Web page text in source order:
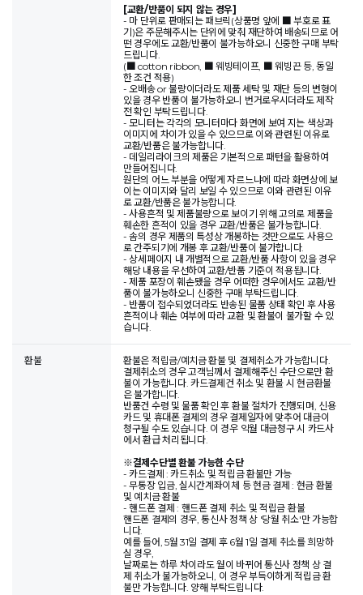
[교환/반품이 되지 않는 경우]
- 마 단위로 판매되는 패브릭(상품명 앞에 ■ 부호로 표
기)은 주문해주시는 단위에 맞춰 재단하여 배송되므로 어
떤 경우에도 교환/반품이 불가능하오니 신중한 구매 부탁
드립니다.
(■ cotton ribbon, ■ 웨빙테이프, ■ 웨빙끈 등, 동일
한 조건 적용)
- 오배송 or 불량이더라도 제품 세탁 및 재단 등의 변형이
있을 경우 반품이 불가능하오니 번거로우시더라도 제작
전 확인 부탁드립니다.
- 모니터는 각각의 모니터마다 화면에 보여 지는 색상과
이미지에 차이가 있을 수 있으므로 이와 관련된 이유로
교환/반품은 불가능합니다.
- 데일리라이크의 제품은 기본적으로 패턴을 활용하여
만들어집니다.
원단의 어느 부분을 어떻게 자르느냐에 따라 화면상에 보
이는 이미지와 달리 보일 수 있으므로 이와 관련된 이유
로 교환/반품은 불가능합니다.
- 사용흔적 및 제품불량으로 보이기 위해 고의로 제품을
훼손한 흔적이 있을 경우 교환/반품은 불가능합니다.
- 솜의 경우 제품의 특성상 개봉하는 것만으로도 사용으
로 간주되기에 개봉 후 교환/반품이 불가합니다.
- 상세페이지 내 개별적으로 교환/반품 사항이 있을 경우
해당 내용을 우선하여 교환/반품 기준이 적용됩니다.
- 제품 포장이 훼손됐을 경우 어떠한 경우에서도 교환/반
품이 불가능하오니 신중한 구매 부탁드립니다.
- 반품이 접수되었더라도 반송된 물품 상태 확인 후 사용
흔적이나 훼손 여부에 따라 교환 및 환불이 불가할 수 있
습니다.
환불
환불은 적립금/예치금 환불 및 결제취소가 가능합니다.
결제취소의 경우 고객님께서 결제해주신 수단으로만 환
불이 가능합니다. 카드결제건 취소 및 환불 시 현금환불
은 불가합니다.
반품건 수령 및 물품 확인 후 환불 절차가 진행되며, 신용
카드 및 휴대폰 결제의 경우 결제일자에 맞추어 대금이
청구될 수도 있습니다. 이 경우 익월 대금청구 시 카드사
에서 환급 처리됩니다.
※결제수단별 환불 가능한 수단
- 카드결제 : 카드취소 및 적립금 환불만 가능
- 무통장 입금, 실시간계좌이체 등 현금 결제 : 현금 환불
및 예치금 환불
- 핸드폰 결제 : 핸드폰 결제 취소 및 적립금 환불
핸드폰 결제의 경우, 통신사 정책 상 '당월 취소'만 가능합
니다.
예를 들어, 5월 31일 결제 후 6월 1일 결제 취소를 희망하
실 경우,
날짜로는 하루 차이라도 월이 바뀌어 통신사 정책 상 결
제 취소가 불가능하오니, 이 경우 부득이하게 적립금 환
불만 가능합니다. 양해 부탁드립니다.